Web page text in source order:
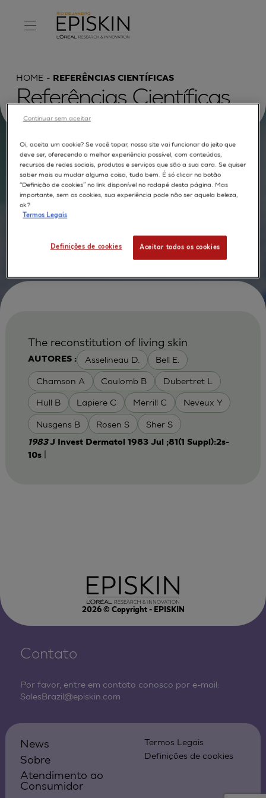
HOME REFERÊNCIAS CIENTÍFICAS
Referências Científicas
Procurar por :
TEXTO COMPLETO MODELOS APLICAÇÕES
AUTORES
AUTORES : Asselineau D. Bell E.
Chamson A Coulomb B Dubertret L
Hull B Lapiere C Merrill C Neveux Y
Nusgens B Rosen S Sher S
The reconstitution of living skin
1983J Invest Dermatol 1983 Jul ;81(1 Suppl):2s-
10s|
2026© Copyright - EPISKIN
Contato
Por favor, entre em contato conosco por e-mail:
SalesBrazil@episkin.com
News
Sobre
Atendimento ao
Consumidor
Termos Legais
Definições de cookies
Oi, aceita um cookie? Se você topar, nosso site vai funcionar do jeito que
deve ser, oferecendo a melhor experiência possível, com conteúdos,
recursos de redes sociais, produtos e serviços que são a sua cara. Se quiser
saber mais ou mudar alguma coisa, tudo bem. É só clicar no botão
“Definição de cookies” no link disponível no rodapé desta página. Mas
importante, sem os cookies, sua experiência pode não ser aquela beleza,
ok?
Termos Legais
Definições de cookies Aceitar todos os cookies
Continuar sem aceitar